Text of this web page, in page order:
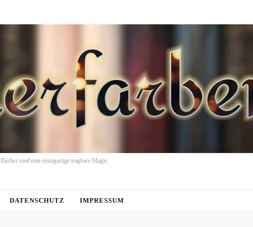
Bücher sind eine einzigartige tragbare Magie.
DATENSCHUTZ IMPRESSUM